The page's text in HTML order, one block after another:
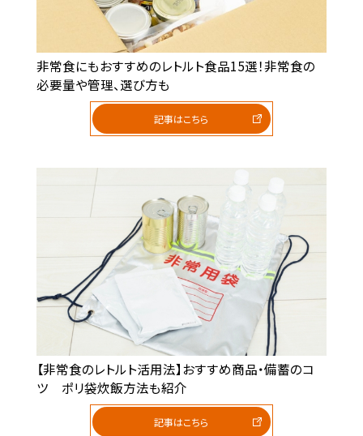
非常食にもおすすめのレトルト食品15選！非常食の
必要量や管理、選び方も
記事はこちら
【非常食のレトルト活用法】おすすめ商品・備蓄のコ
ツ ポリ袋炊飯方法も紹介
記事はこちら